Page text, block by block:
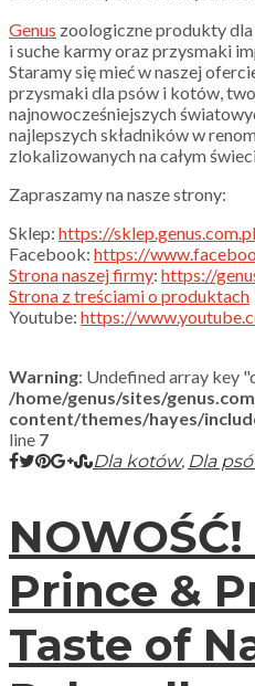
Genus zoologiczne produkty
i suche karmy oraz przysmaki
Staramy się mieć w naszej
przysmaki dla psów i kotów,
najnowocześniejszych
najlepszych składników w
zlokalizowanych na całym
Zapraszamy na nasze strony:
Sklep: https://
Facebook: https://
Strona naszej firmy: https://
Strona z treściami o produktach
Youtube: https://
Warning: Undefined array key
/home/genus/sites/
content/themes/hayes/
line 7
Dla kotów, Dla
Prince &
Taste of